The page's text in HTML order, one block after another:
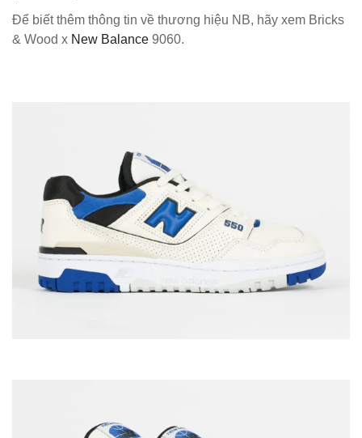
Để biết thêm thông tin về thương hiệu NB, hãy xem Bricks
& Wood x New Balance 9060.